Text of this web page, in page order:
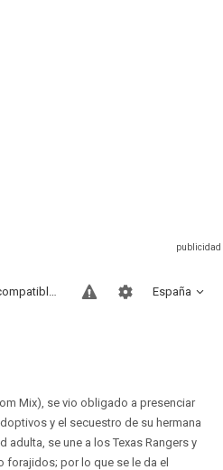
España
Sitios compatibles
Mix), se vio obligado a presenciar
y el secuestro de su hermana
adulta, se une a los Texas Rangers y
forajidos; por lo que se le da el